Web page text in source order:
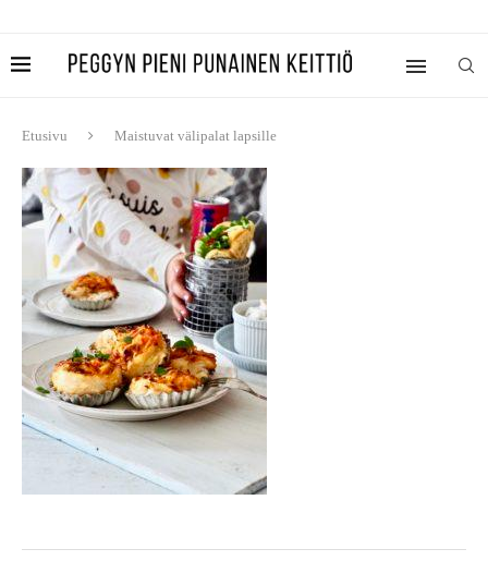
Etusivu Maistuvat välipalat lapsille